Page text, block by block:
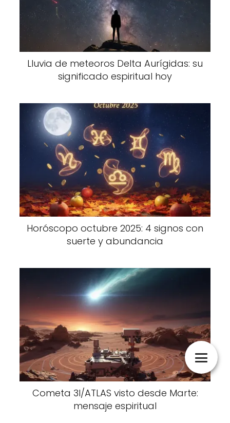
Lluvia de meteoros Delta Aurígidas: su
significado espiritual hoy
Horóscopo octubre 2025: 4 signos con
suerte y abundancia
Cometa 3I/ATLAS visto desde Marte:
mensaje espiritual